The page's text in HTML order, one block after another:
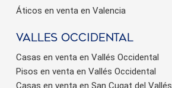
Áticos en venta en Valencia
valles occidental
Casas en venta en Vallés Occidental
Pisos en venta en Vallés Occidental
Casas en venta en San Cugat del Vallés